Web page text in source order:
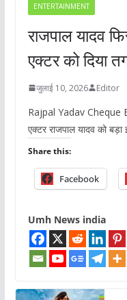
ENTERTAINMENT
राजपाल यादव
एक्टर को दिया
जुलाई 10, 2026 Editor
Rajpal Yadav Cheque
एक्टर राजपाल यादव को
Share this:
Facebook
Umh News india